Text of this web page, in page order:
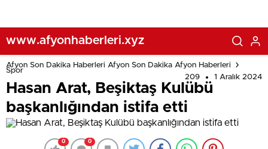
www.afyonhaberleri.xyz
Afyon Son Dakika Haberleri Afyon Son Dakika Afyon Haberleri
Spor
209
1 Aralık 2024
Hasan Arat, Beşiktaş Kulübü
başkanlığından istifa etti
0 0